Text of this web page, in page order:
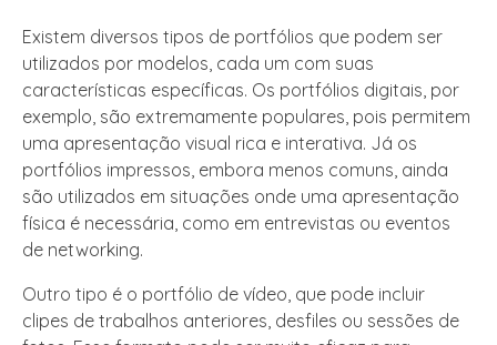
Existem diversos tipos de portfólios que podem ser
utilizados por modelos, cada um com suas
características específicas. Os portfólios digitais, por
exemplo, são extremamente populares, pois permitem
uma apresentação visual rica e interativa. Já os
portfólios impressos, embora menos comuns, ainda
são utilizados em situações onde uma apresentação
física é necessária, como em entrevistas ou eventos
de networking.
Outro tipo é o portfólio de vídeo, que pode incluir
clipes de trabalhos anteriores, desfiles ou sessões de